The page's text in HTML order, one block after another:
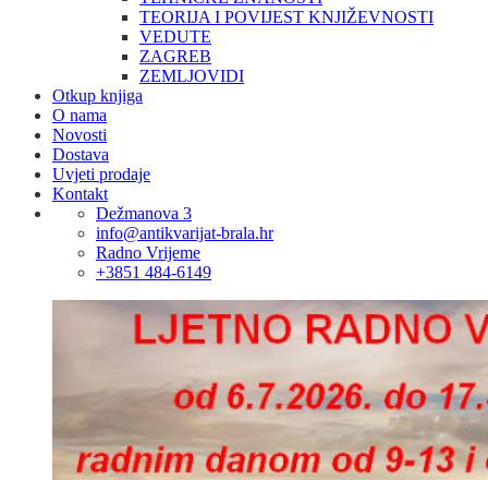
TEORIJA I POVIJEST KNJIŽEVNOSTI
VEDUTE
ZAGREB
ZEMLJOVIDI
Otkup knjiga
O nama
Novosti
Dostava
Uvjeti prodaje
Kontakt
Dežmanova 3
info@antikvarijat-brala.hr
Radno Vrijeme
+3851 484-6149